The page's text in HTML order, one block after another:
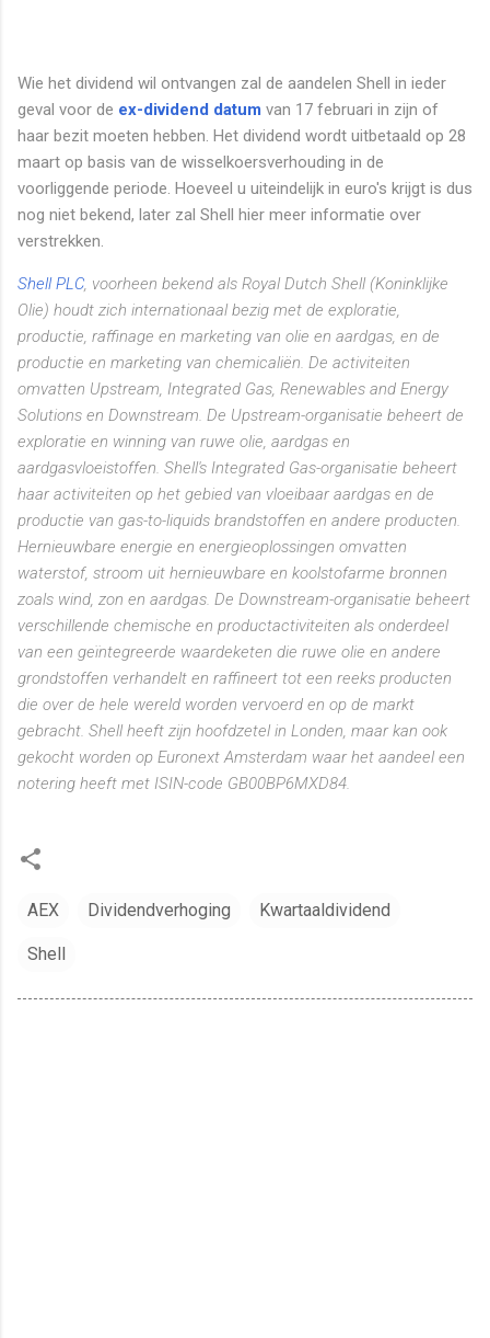
Wie het dividend wil ontvangen zal de aandelen Shell in ieder
geval voor de ex-dividend datum van 17 februari in zijn of
haar bezit moeten hebben. Het dividend wordt uitbetaald op 28
maart op basis van de wisselkoersverhouding in de
voorliggende periode. Hoeveel u uiteindelijk in euro's krijgt is dus
nog niet bekend, later zal Shell hier meer informatie over
verstrekken.
Shell PLC, voorheen bekend als Royal Dutch Shell (Koninklijke
Olie) houdt zich internationaal bezig met de exploratie,
productie, raffinage en marketing van olie en aardgas, en de
productie en marketing van chemicaliën. De activiteiten
omvatten Upstream, Integrated Gas, Renewables and Energy
Solutions en Downstream. De Upstream-organisatie beheert de
exploratie en winning van ruwe olie, aardgas en
aardgasvloeistoffen. Shell's Integrated Gas-organisatie beheert
haar activiteiten op het gebied van vloeibaar aardgas en de
productie van gas-to-liquids brandstoffen en andere producten.
Hernieuwbare energie en energieoplossingen omvatten
waterstof, stroom uit hernieuwbare en koolstofarme bronnen
zoals wind, zon en aardgas. De Downstream-organisatie beheert
verschillende chemische en productactiviteiten als onderdeel
van een geïntegreerde waardeketen die ruwe olie en andere
grondstoffen verhandelt en raffineert tot een reeks producten
die over de hele wereld worden vervoerd en op de markt
gebracht. Shell heeft zijn hoofdzetel in Londen, maar kan ook
gekocht worden op Euronext Amsterdam waar het aandeel een
notering heeft met ISIN-code GB00BP6MXD84.
AEX Dividendverhoging Kwartaaldividend
Shell